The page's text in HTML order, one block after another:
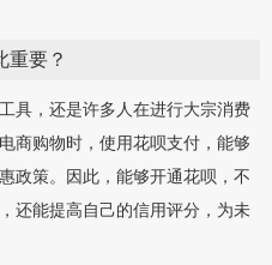
重要？
具，还是许多人在进行大宗消费
商购物时，使用花呗支付，能够
政策。因此，能够开通花呗，不
还能提高自己的信用评分，为未